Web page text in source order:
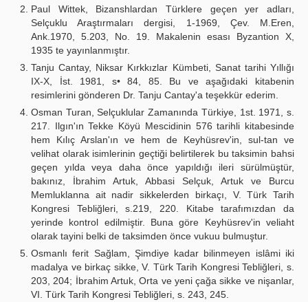
Paul Wittek, Bizanshlardan Türklere geçen yer adları,
Selçuklu Araştırmaları dergisi, 1-1969, Çev. M.Eren,
Ank.1970, 5.203, No. 19. Makalenin esası Byzantion X,
1935 te yayınlanmıştır.
Tanju Cantay, Niksar Kırkkızlar Kümbeti, Sanat tarihi Yıllığı
IX-X, İst. 1981, s• 84, 85. Bu ve aşağıdaki kitabenin
resimlerini gönderen Dr. Tanju Cantay'a teşekkür ederim.
Osman Turan, Selçuklular Zamanında Türkiye, 1st. 1971, s.
217. Ilgın'ın Tekke Köyü Mescidinin 576 tarihli kitabesinde
hem Kılıç Arslan'ın ve hem de Keyhüsrev'in, sul-tan ve
velihat olarak isimlerinin geçtiği belirtilerek bu taksimin bahsi
geçen yılda veya daha önce yapıldığı ileri sürülmüştür,
bakınız, İbrahim Artuk, Abbasi Selçuk, Artuk ve Burcu
Memluklanna ait nadir sikkelerden birkaçı, V. Türk Tarih
Kongresi Tebliğleri, s.219, 220. Kitabe tarafımızdan da
yerinde kontrol edilmiştir. Buna göre Keyhüsrev'in veliaht
olarak tayini belki de taksimden önce vukuu bulmuştur.
Osmanlı ferit Sağlam, Şimdiye kadar bilinmeyen islâmi iki
madalya ve birkaç sikke, V. Türk Tarih Kongresi Tebliğleri, s.
203, 204; İbrahim Artuk, Orta ve yeni çağa sikke ve nişanlar,
VI. Türk Tarih Kongresi Tebliğleri, s. 243, 245.